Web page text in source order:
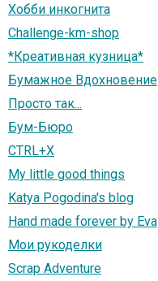
Хобби инкогнита
Challenge-km-shop
*Креативная кузница*
Бумажное Вдохновение
Просто так...
Бум-Бюро
CTRL+X
My little good things
Katya Pogodina's blog
Hand made forever by Eva
Мои рукоделки
Scrap Adventure